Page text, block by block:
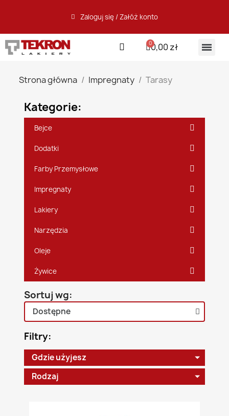
Zaloguj się / Załóż konto
0,00 zł
Strona główna Impregnaty Tarasy
Kategorie:
Bejce
Dodatki
Farby Przemysłowe
Impregnaty
Lakiery
Narzędzia
Oleje
Żywice
Sortuj wg:
Filtry:
Gdzie użyjesz
Rodzaj